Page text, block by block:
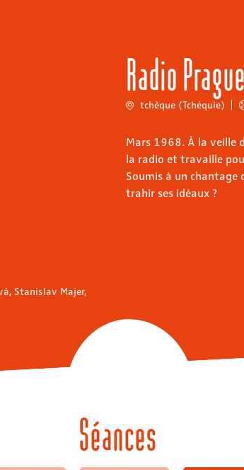
Stanislav Majer,
Radio
tchèque (Tchéquie)
Mars 1968. À la veille
la radio et travaille
Soumis à un chantage
trahir ses idéaux ?
Séances